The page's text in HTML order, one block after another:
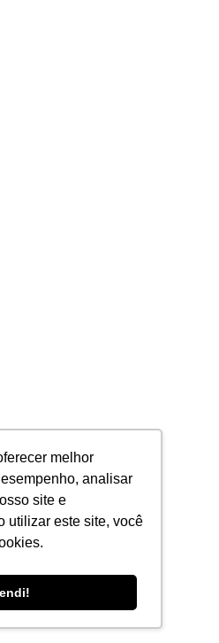
melhor
analisar
site e
utilizar este site, você